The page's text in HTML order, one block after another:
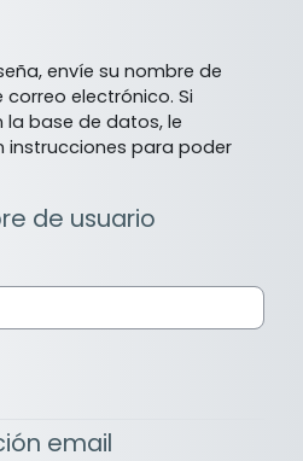
envíe su nombre de
electrónico. Si
base de datos, le
instrucciones para poder
de usuario
de usuario
email
email